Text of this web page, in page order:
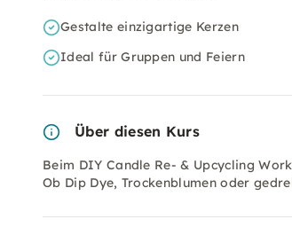
Gestalte einzigartige Kerzen
Ideal für Gruppen und Feiern
Über diesen Kurs
Beim DIY Candle Re- & Upcycling
Ob Dip Dye, Trockenblumen oder